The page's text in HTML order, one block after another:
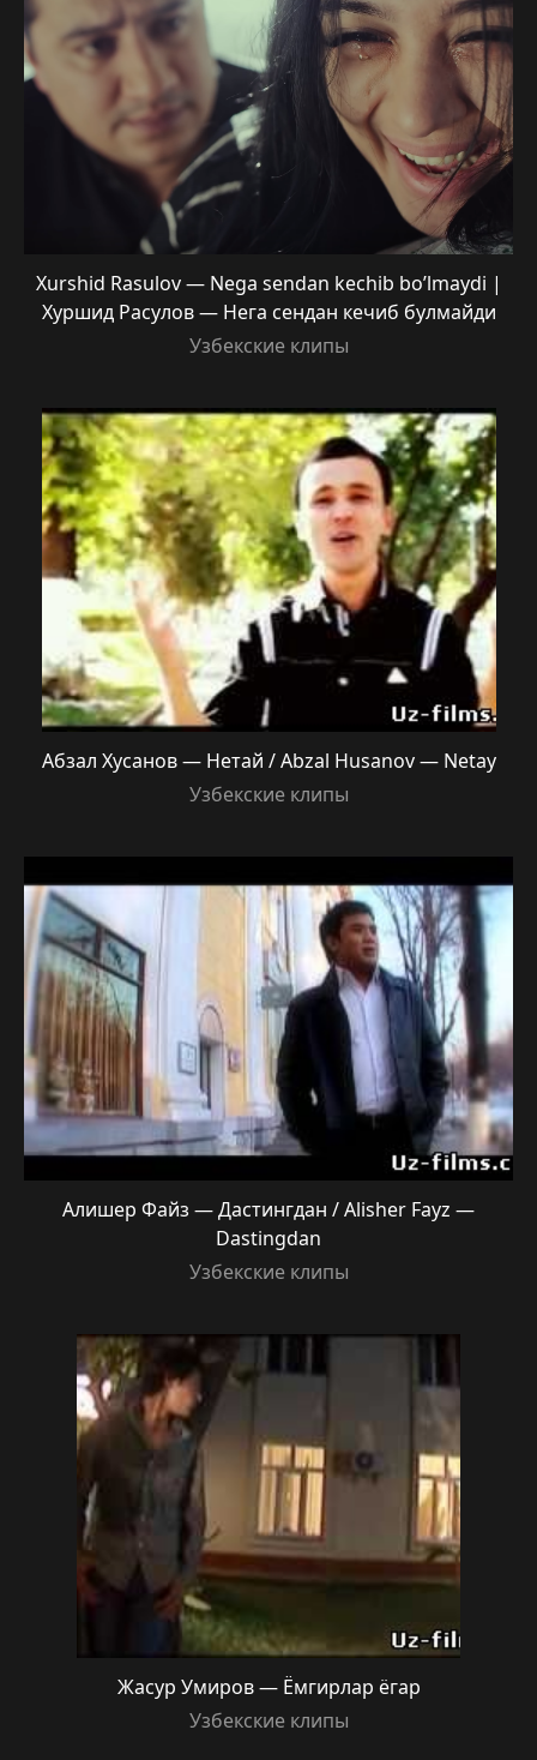
Xurshid Rasulov — Nega sendan kechib bo’lmaydi |
Хуршид Расулов — Нега сендан кечиб булмайди
Узбекские клипы
Абзал Хусанов — Нетай / Abzal Husanov — Netay
Узбекские клипы
Алишер Файз — Дастингдан / Alisher Fayz —
Dastingdan
Узбекские клипы
Жасур Умиров — Ёмгирлар ёгар
Узбекские клипы